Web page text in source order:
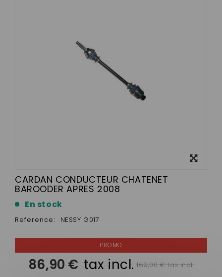
CARDAN CONDUCTEUR CHATENET
BAROODER APRES 2008
En stock
Reference: NESSY G017
86,90 € tax incl. 169,00 € tax incl.